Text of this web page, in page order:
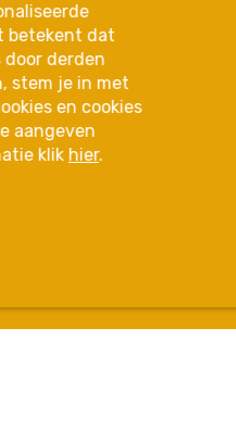
betekent dat
derden
stem je in met
en cookies
aangeven
klik hier.